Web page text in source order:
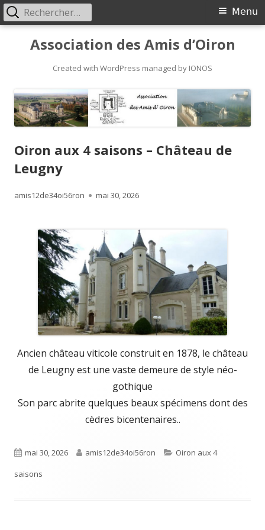
Association des Amis d’Oiron
Created with WordPress managed by IONOS
Primary
Menu
Menu
Rechercher :
Oiron aux 4 saisons – Château de
Leugny
Author
amis12de34oi56ron
Published
mai 30, 2026
Ancien château viticole construit en 1878, le château
de Leugny est une vaste demeure de style néo-
gothique
Son parc abrite quelques beaux spécimens dont des
cèdres bicentenaires..
Published
on
mai 30, 2026 Author
amis12de34oi56ron Categories
Oiron aux 4
saisons